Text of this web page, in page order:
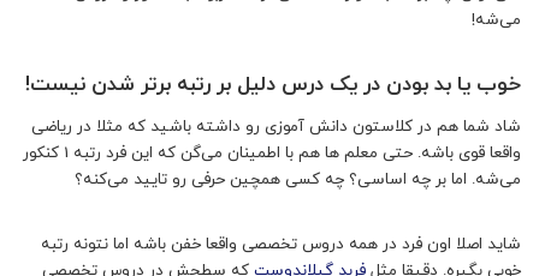
می‌شه!
خوب یا بد بودن در یک درس دلیل بر رتبه برتر شدن نیست!
شاد شما هم در کلاستون دانش آموزی رو داشته باشید که مثلا در ریاضی
واقعا قوی باشه. حتی معلم ها هم با اطمینان می‌گن که این فرد رتبه 1 کنکور
می‌شه. اما بر چه اساسی؟ چه کسی همچین حرفی رو تایید می‌کنه؟
شاید اصلا اون فرد در همه دروس تخصصی واقعا خفن باشه اما نتونه رتبه
خوبی بگیره. دقیقا مثل فربد گیلاندوست که سطحش در دروس تخصصی